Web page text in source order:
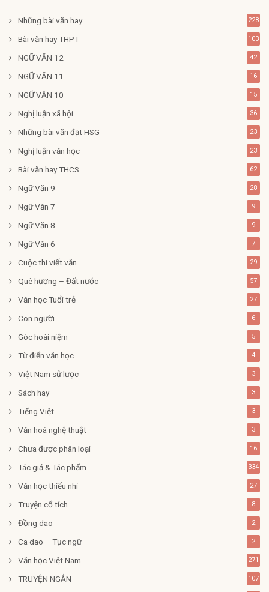
Những bài văn hay 228
Bài văn hay THPT 103
NGỮ VĂN 12 42
NGỮ VĂN 11 16
NGỮ VĂN 10 15
Nghị luận xã hội 36
Những bài văn đạt HSG 23
Nghị luận văn học 23
Bài văn hay THCS 62
Ngữ Văn 9 28
Ngữ Văn 7 9
Ngữ Văn 8 9
Ngữ Văn 6 7
Cuộc thi viết văn 29
Quê hương – Đất nước 57
Văn học Tuổi trẻ 27
Con người 6
Góc hoài niệm 5
Từ điển văn học 4
Việt Nam sử lược 3
Sách hay 3
Tiếng Việt 3
Văn hoá nghệ thuật 3
Chưa được phân loại 16
Tác giả & Tác phẩm 334
Văn học thiếu nhi 27
Truyện cổ tích 8
Đồng dao 2
Ca dao – Tục ngữ 2
Văn học Việt Nam 271
TRUYỆN NGẮN 107